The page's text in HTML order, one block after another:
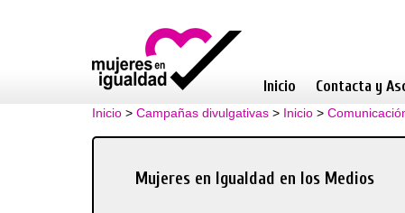
Inicio Contacta y
Inicio > Campañas divulgativas > Inicio >
Mujeres en Igualdad en los Medios